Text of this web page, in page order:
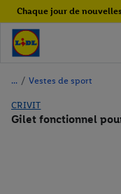
Chaque jour de
/ Vestes de sport
CRIVIT
Gilet fonctionnel